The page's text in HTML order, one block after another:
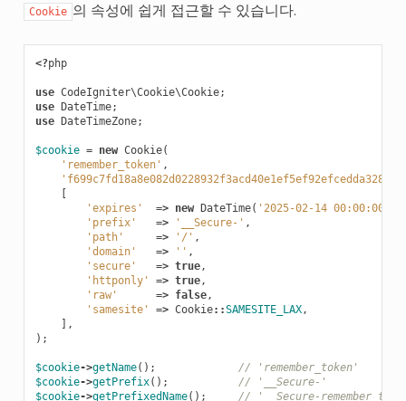
Cookie 의 속성에 쉽게 접근할 수 있습니다.
<?php
use CodeIgniter\Cookie\Cookie;
use DateTime;
use DateTimeZone;
$cookie = new Cookie(
'remember_token' ,
[
'expires'
=> new DateTime( '2025-02-14 00:00:00'
'prefix'
=> '__Secure-' ,
'path'
=> '/' ,
'domain'
=> '' ,
'secure'
=> true,
'httponly'
=> true,
'raw'
=> false,
'samesite'
=> Cookie::SAMESITE_LAX,
],
);
$cookie->getName();
// 'remember_token'
$cookie->getPrefix();
// '__Secure-'
$cookie->getPrefixedName(); // '__Secure-